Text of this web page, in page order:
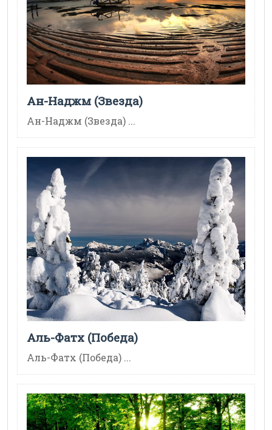
Ан-Наджм (Звезда)
Ан-Наджм (Звезда) ...
Аль-Фатх (Победа)
Аль-Фатх (Победа) ...